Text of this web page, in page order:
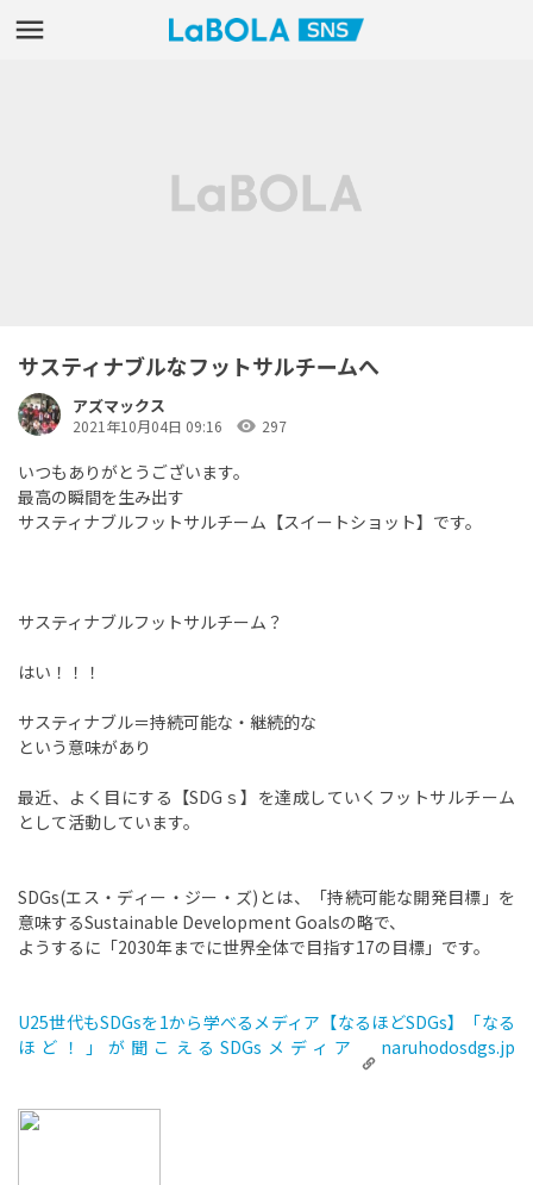
サスティナブルなフットサルチームへ
アズマックス
2021年10月04日 09:16 visibility 297
いつもありがとうございます。
最高の瞬間を生み出す
サスティナブルフットサルチーム【スイートショット】です。
サスティナブルフットサルチーム？
はい！！！
サスティナブル＝持続可能な・継続的な
という意味があり
最近、よく目にする【SDGｓ】を達成していくフットサルチーム
として活動しています。
SDGs(エス・ディー・ジー・ズ)とは、「持続可能な開発目標」を
意味するSustainable Development Goalsの略で、
ようするに「2030年までに世界全体で目指す17の目標」です。
U25世代もSDGsを1から学べるメディア【なるほどSDGs】「なる
ほど！」が聞こえるSDGsメディア
naruhodosdgs.jp